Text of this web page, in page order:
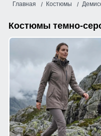
Главная Костюмы
Костюмы темно-